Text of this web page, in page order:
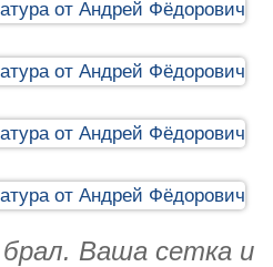
Ваша сетка и